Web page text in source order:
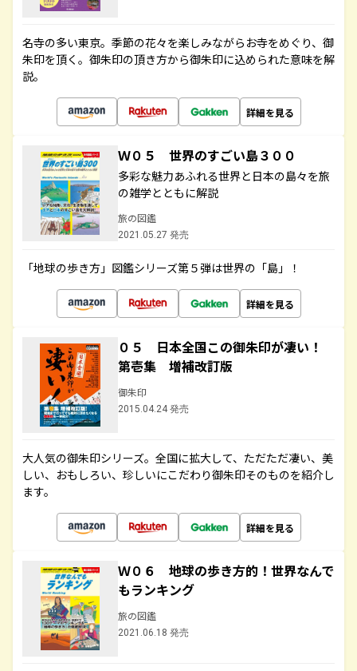
名寺の多い東京。季節の花々を楽しみながらお寺をめぐり、御
朱印を頂く。御朱印の頂き方から御朱印に込められた意味を解
説。
詳細を見る
Ｗ０５ 世界のすごい島３００
多彩な魅力あふれる世界と日本の島々を旅
の雑学とともに解説
旅の図鑑
2021.05.27 発売
「地球の歩き方」図鑑シリーズ第５弾は世界の「島」！
詳細を見る
０５ 日本全国この御朱印が凄い！
第壱集 増補改訂版
御朱印
2015.04.24 発売
大人気の御朱印シリーズ。全国に拡大して、ただただ凄い、美
しい、おもしろい、珍しいにこだわり御朱印そのものを紹介し
ます。
詳細を見る
Ｗ０６ 地球の歩き方的！世界なんで
もランキング
旅の図鑑
2021.06.18 発売